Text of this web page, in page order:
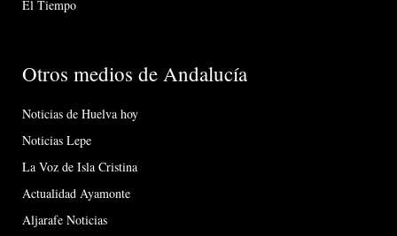
El Tiempo
Otros medios de Andalucía
Noticias de Huelva hoy
Noticias Lepe
La Voz de Isla Cristina
Actualidad Ayamonte
Aljarafe Noticias